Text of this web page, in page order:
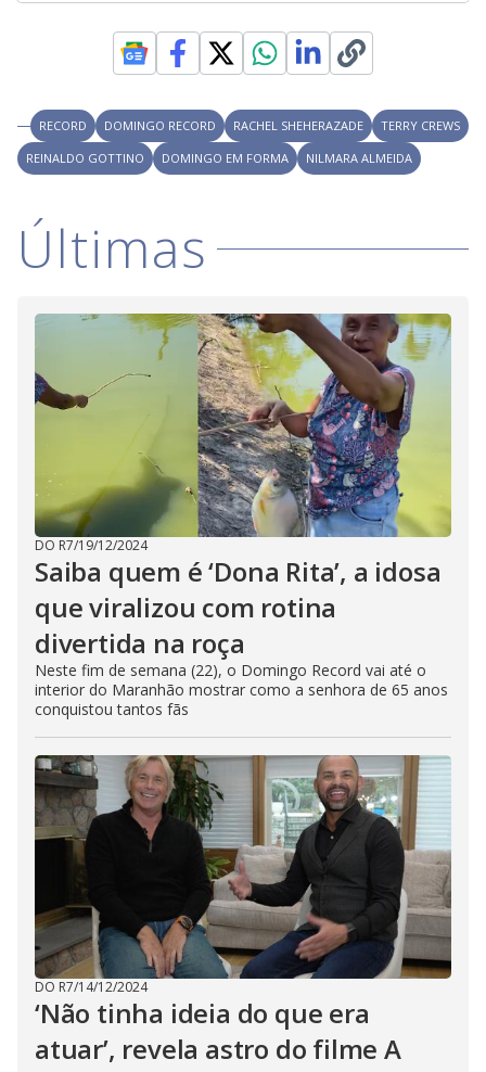
RECORD DOMINGO RECORD RACHEL SHEHERAZADE
TERRY CREWS
REINALDO GOTTINO
DOMINGO EM FORMA NILMARA ALMEIDA
Últimas
DO R7/19/12/2024
Saiba quem é ‘Dona Rita’, a idosa
que viralizou com rotina
divertida na roça
Neste fim de semana (22), o Domingo Record vai até o
interior do Maranhão mostrar como a senhora de 65 anos
conquistou tantos fãs
DO R7/14/12/2024
‘Não tinha ideia do que era
atuar’, revela astro do filme A